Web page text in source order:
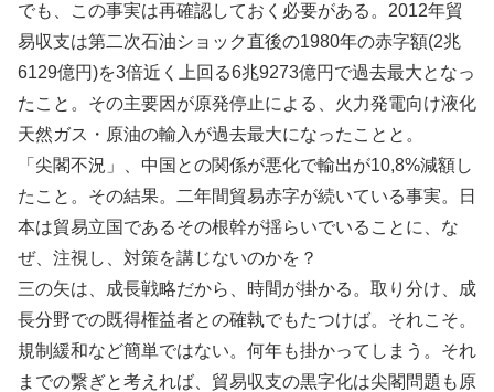
でも、この事実は再確認しておく必要がある。2012年貿
易収支は第二次石油ショック直後の1980年の赤字額(2兆
6129億円)を3倍近く上回る6兆9273億円で過去最大となっ
たこと。その主要因が原発停止による、火力発電向け液化
天然ガス・原油の輸入が過去最大になったことと。
「尖閣不況」、中国との関係が悪化で輸出が10,8%減額し
たこと。その結果。二年間貿易赤字が続いている事実。日
本は貿易立国であるその根幹が揺らいでいることに、な
ぜ、注視し、対策を講じないのかを？
三の矢は、成長戦略だから、時間が掛かる。取り分け、成
長分野での既得権益者との確執でもたつけば。それこそ。
規制緩和など簡単ではない。何年も掛かってしまう。それ
までの繋ぎと考えれば、貿易収支の黒字化は尖閣問題も原